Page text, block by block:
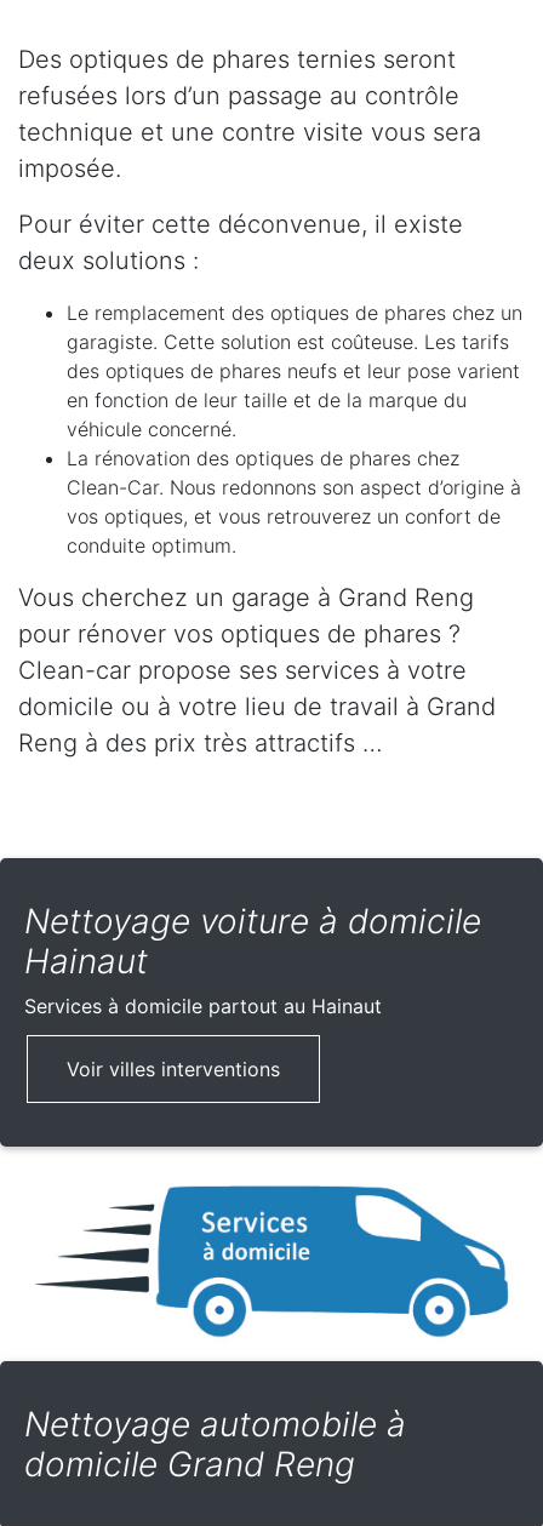
Des optiques de phares ternies seront
refusées lors d’un passage au contrôle
technique et une contre visite vous sera
imposée.
Pour éviter cette déconvenue, il existe
deux solutions :
Le remplacement des optiques de phares chez un
garagiste. Cette solution est coûteuse. Les tarifs
des optiques de phares neufs et leur pose varient
en fonction de leur taille et de la marque du
véhicule concerné.
La rénovation des optiques de phares chez
Clean-Car. Nous redonnons son aspect d’origine à
vos optiques, et vous retrouverez un confort de
conduite optimum.
Vous cherchez un garage à Grand Reng
pour rénover vos optiques de phares ?
Clean-car propose ses services à votre
domicile ou à votre lieu de travail à Grand
Reng à des prix très attractifs …
Nettoyage voiture à domicile
Hainaut
Services à domicile partout au Hainaut
Voir villes interventions
Nettoyage automobile à
domicile Grand Reng